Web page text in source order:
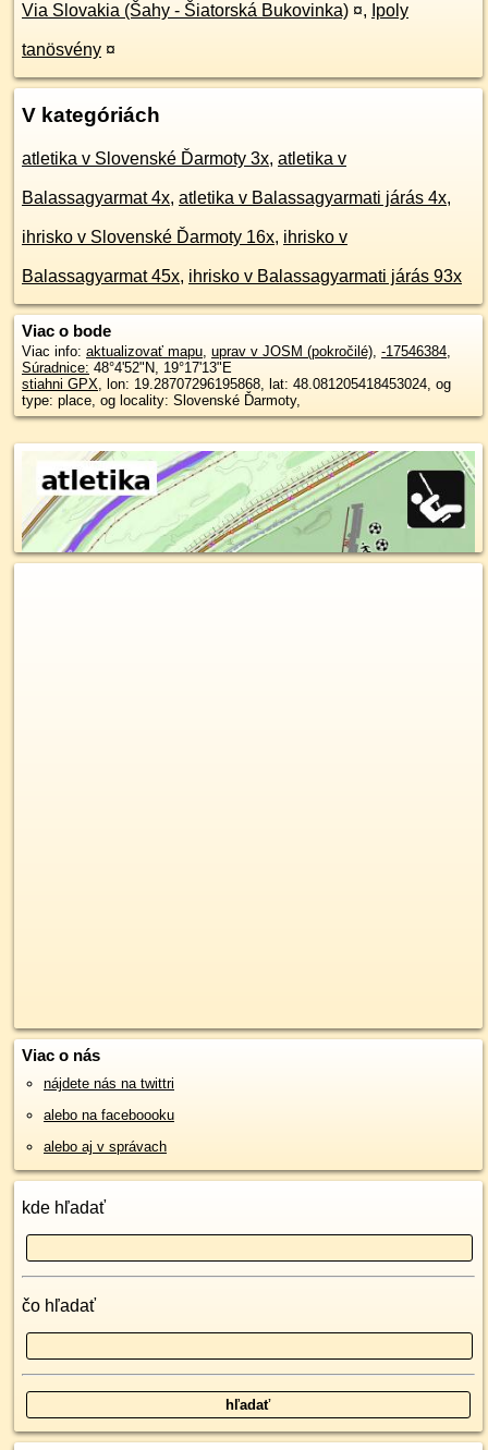
Via Slovakia (Šahy - Šiatorská Bukovinka) ¤, Ipoly
tanösvény ¤
V kategóriách
atletika v Slovenské Ďarmoty 3x, atletika v
Balassagyarmat 4x, atletika v Balassagyarmati járás 4x,
ihrisko v Slovenské Ďarmoty 16x, ihrisko v
Balassagyarmat 45x, ihrisko v Balassagyarmati járás 93x
Viac o bode
Viac info: aktualizovať mapu, uprav v JOSM (pokročilé), -17546384,
Súradnice: 48°4'52"N, 19°17'13"E
stiahni GPX, lon: 19.28707296195868, lat: 48.081205418453024, og
type: place, og locality: Slovenské Ďarmoty,
Viac o nás
nájdete nás na twittri
alebo na faceboooku
alebo aj v správach
kde hľadať
čo hľadať